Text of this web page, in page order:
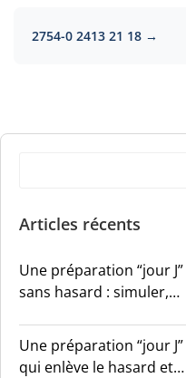
2754-0 2413 21 18 →
Articles récents
Une préparation “jour J”
sans hasard : simuler,
Une préparation “jour J”
qui enlève le hasard et